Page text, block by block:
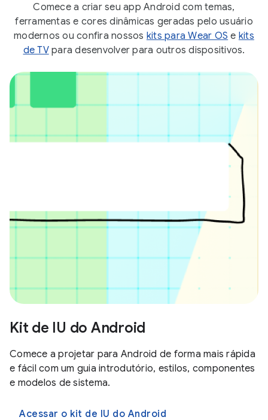
Comece a criar seu app Android com temas,
ferramentas e cores dinâmicas geradas pelo usuário
modernos ou confira nossos kits para Wear OS e kits
de TVpara desenvolver para outros dispositivos.
Kit de IU do Android
Comece a projetar para Android de forma mais rápida
e fácil com um guia introdutório, estilos, componentes
e modelos de sistema.
Acessar o kit de IU do Android